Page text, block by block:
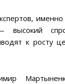
высокий
к росту